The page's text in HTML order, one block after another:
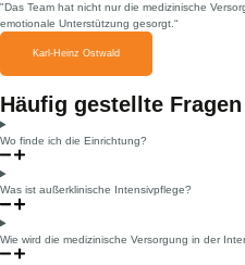
"Das Team hat nicht nur die medizinische
emotionale Unterstützung gesorgt.“
Karl-Heinz Ostwald
Häufig gestellte Fragen
Wo finde ich die Einrichtung?
Was ist außerklinische Intensivpflege?
Wie wird die medizinische Versorgung in der